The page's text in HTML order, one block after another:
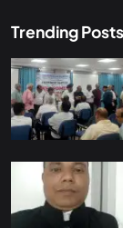
Trending Posts